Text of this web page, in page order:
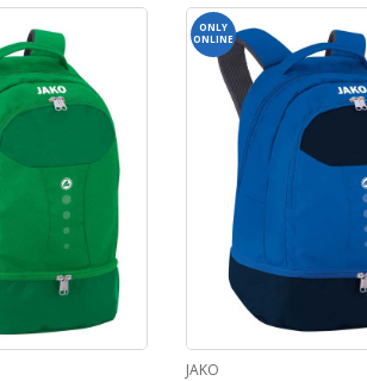
ONLY
ONLINE
JAKO